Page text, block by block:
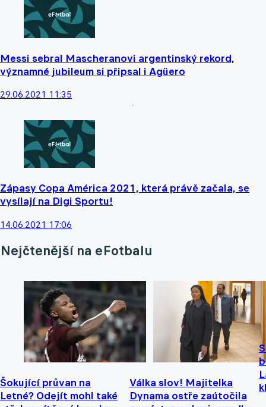
Messi sebral Mascheranovi argentinský rekord,
významné jubileum si připsal i Agüero
29.06.2021 11:35
Zápasy Copa América 2021, která právě začala, se
vysílají na Digi Sportu!
14.06.2021 17:06
Nejčtenější na eFotbalu
Šokující průvan na
Letné? Odejít mohl také
Válka slov! Majitelka
Dynama ostře zaútočila